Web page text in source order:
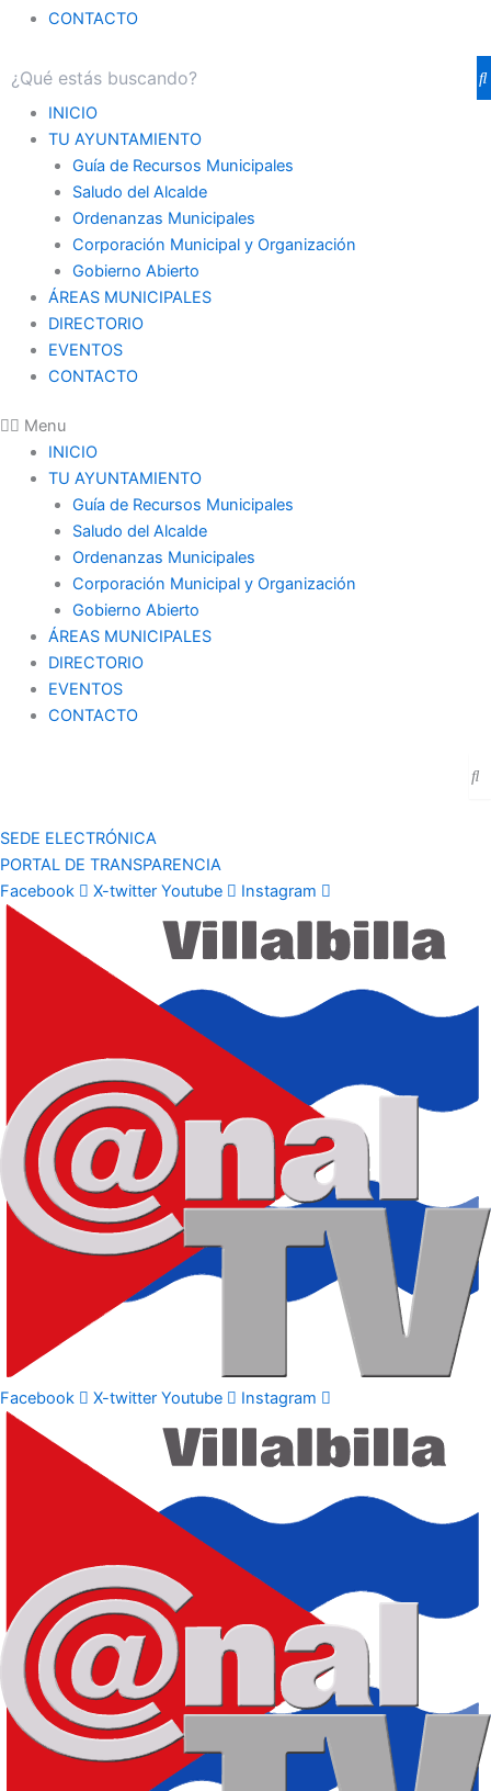
CONTACTO
INICIO
TU AYUNTAMIENTO
Guía de Recursos Municipales
Saludo del Alcalde
Ordenanzas Municipales
Corporación Municipal y Organización
Gobierno Abierto
ÁREAS MUNICIPALES
DIRECTORIO
EVENTOS
CONTACTO
Menu
INICIO
TU AYUNTAMIENTO
Guía de Recursos Municipales
Saludo del Alcalde
Ordenanzas Municipales
Corporación Municipal y Organización
Gobierno Abierto
ÁREAS MUNICIPALES
DIRECTORIO
EVENTOS
CONTACTO
SEDE ELECTRÓNICA
PORTAL DE TRANSPARENCIA
Facebook
X-twitter Youtube Instagram
Facebook X-twitter Youtube Instagram